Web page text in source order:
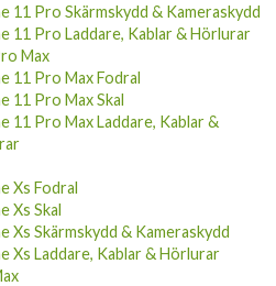
11 Pro Skärmskydd & Kameraskydd
11 Pro Laddare, Kablar & Hörlurar
Max
11 Pro Max Fodral
11 Pro Max Skal
11 Pro Max Laddare, Kablar &
Xs Fodral
Xs Skal
Xs Skärmskydd & Kameraskydd
Xs Laddare, Kablar & Hörlurar